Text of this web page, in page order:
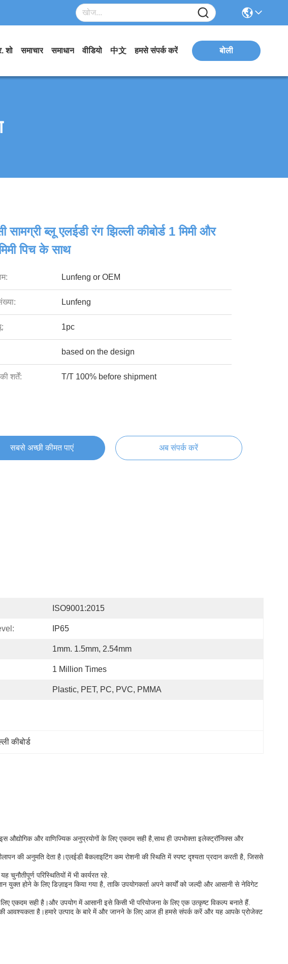
शो समाचार समाधान वीडियो 中文 हमसे संपर्क करें बोली
सामग्री ब्लू एलईडी रंग झिल्ली कीबोर्ड 1 मिमी और
पिच के साथ
Lunfeng or OEM
Lunfeng
1pc
based on the design
शर्तें: T/T 100% before shipment
सबसे अच्छी कीमत पाएं अब संपर्क करें
ISO9001:2015
IP65
1mm. 1.5mm, 2.54mm
1 Million Times
Plastic, PET, PC, PVC, PMMA
कीबोर्ड
औद्योगिक और वाणिज्यिक अनुप्रयोगों के लिए एकदम सही है,साथ ही उपभोक्ता इलेक्ट्रॉनिक्स और
की अनुमति देता है।एलईडी बैकलाइटिंग कम रोशनी की स्थिति में स्पष्ट दृश्यता प्रदान करती है, जिससे
परिस्थितियों में भी कार्यरत रहे.
होने के लिए डिज़ाइन किया गया है, ताकि उपयोगकर्ता अपने कार्यों को जल्दी और आसानी से नेविगेट
एकदम सही है।और उपयोग में आसानी इसे किसी भी परियोजना के लिए एक उत्कृष्ट विकल्प बनाते हैं.
की आवश्यकता है।हमारे उत्पाद के बारे में और जानने के लिए आज ही हमसे संपर्क करें और यह आपके प्रोजेक्ट